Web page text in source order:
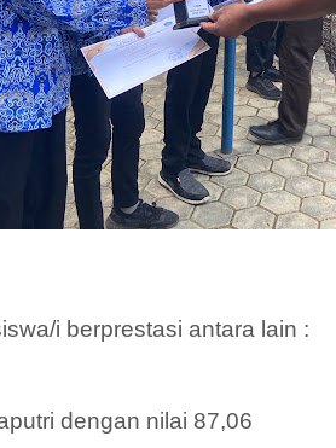
i berprestasi antara lain :
dengan nilai 87,06